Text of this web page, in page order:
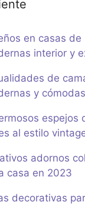
en casas de
interior y
de
y cómodas
espejos
al estilo
adornos
casa en 2023
decorativas